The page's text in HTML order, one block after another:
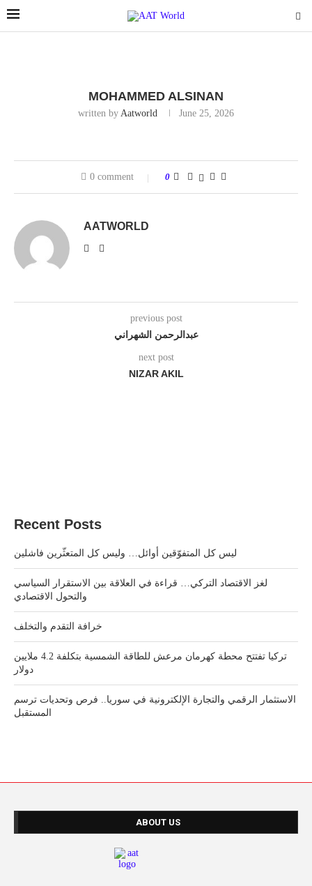
MOHAMMED ALSINAN
written by Aatworld June 25, 2026
0 comment 0
AATWORLD
previous post
عبدالرحمن الشهراني
next post
NIZAR AKIL
Recent Posts
ليس كل المتفوّقين أوائل… وليس كل المتعثّرين فاشلين
لغز الاقتصاد التركي… قراءة في العلاقة بين الاستقرار السياسي
والتحول الاقتصادي
خرافة التقدم والتخلف
تركيا تفتتح محطة كهرمان مرعش للطاقة الشمسية بتكلفة 4.2 ملايين
دولار
الاستثمار الرقمي والتجارة الإلكترونية في سوريا.. فرص وتحديات ترسم
المستقبل
ABOUT US